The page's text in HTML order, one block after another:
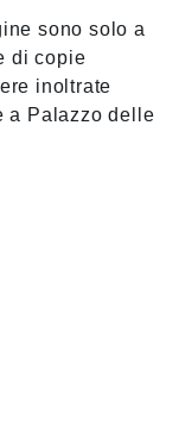
sono solo a
di copie
inoltrate
a Palazzo delle